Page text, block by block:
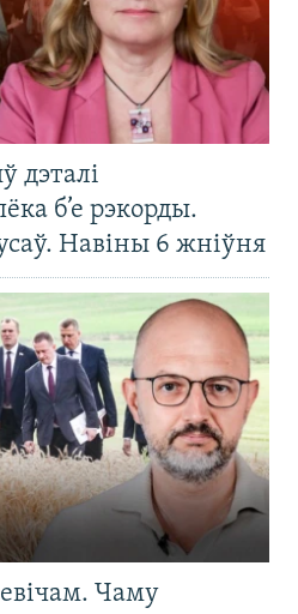
дэталі
б’е рэкорды.
Навіны 6 жніўня
Чаму